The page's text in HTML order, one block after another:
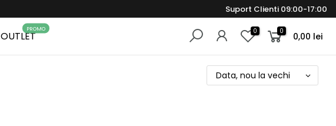
Suport Clienti 09:00-17:00
OUTLET
PROMO 0 0 0,00 lei
Data, nou la vechi